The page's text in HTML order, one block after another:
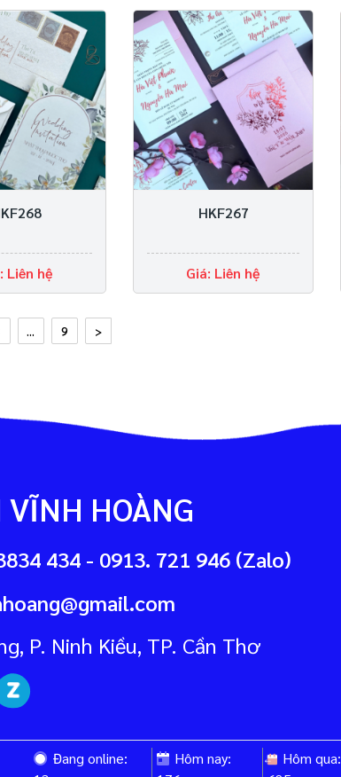
Liên hệ
HKF267
Giá: Liên hệ
... 9 >
HOÀNG
434 - 0913. 721 946 (Zalo)
P. Ninh Kiều, TP. Cần Thơ
Đang online:
Hôm nay:
Hôm qua: